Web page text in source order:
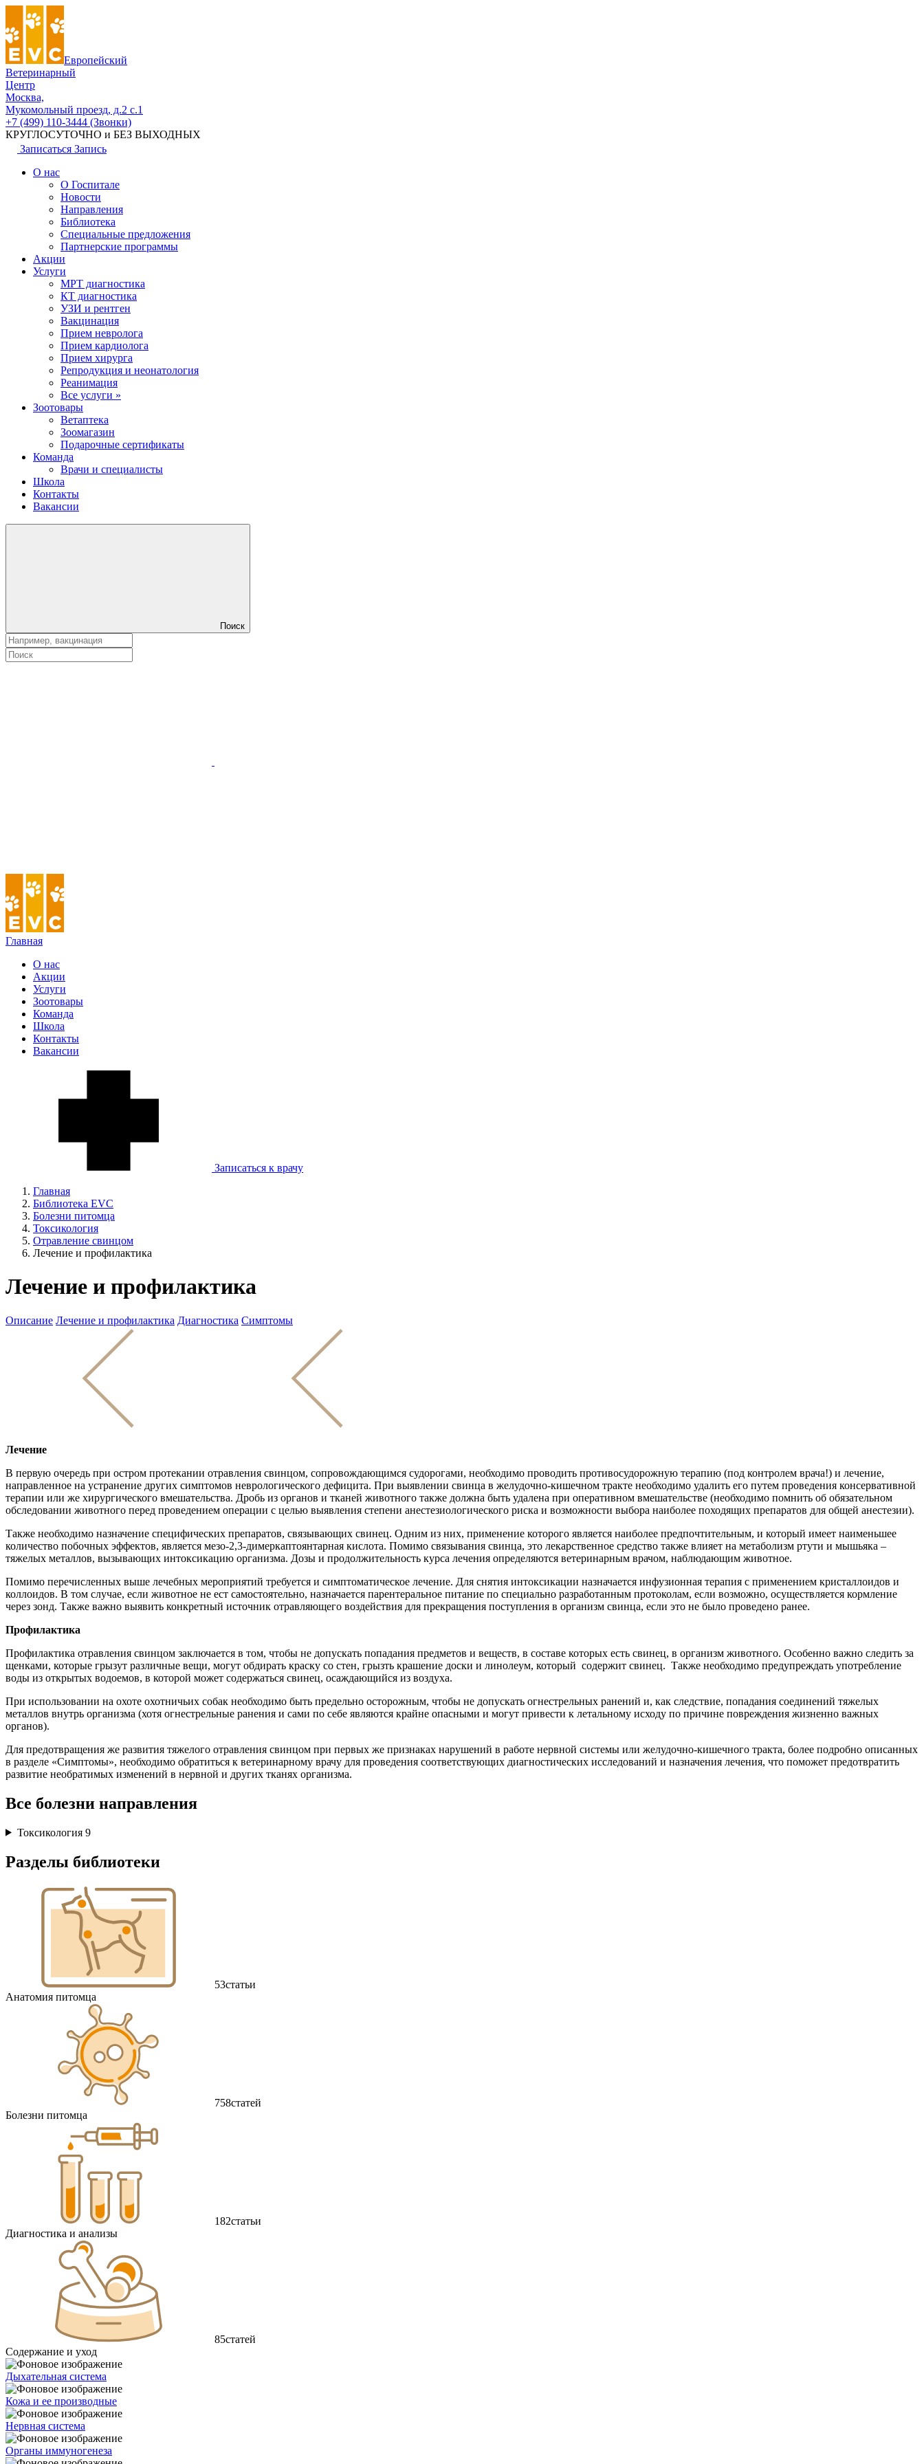
Европейский
Ветеринарный
Центр
Москва,
Мукомольный проезд, д.2 с.1
+7 (499) 110-3444 (Звонки)
КРУГЛОСУТОЧНО и БЕЗ ВЫХОДНЫХ
Записаться Запись
О нас
О Госпитале
Новости
Направления
Библиотека
Специальные предложения
Партнерские программы
Акции
Услуги
МРТ диагностика
КТ диагностика
УЗИ и рентген
Вакцинация
Прием невролога
Прием кардиолога
Прием хирурга
Репродукция и неонатология
Реанимация
Все услуги »
Зоотовары
Ветаптека
Зоомагазин
Подарочные сертификаты
Команда
Врачи и специалисты
Школа
Контакты
Вакансии
Поиск
Главная
О нас
Акции
Услуги
Зоотовары
Команда
Школа
Контакты
Вакансии
Записаться к врачу
Главная
Библиотека EVC
Болезни питомца
Токсикология
Отравление свинцом
Лечение и профилактика
Лечение и профилактика
Описание Лечение и профилактика Диагностика Симптомы
Лечение
В первую очередь при остром протекании отравления свинцом, сопровождающимся судорогами, необходимо проводить противосудорожную терапию (под контролем врача!) и лечение,
направленное на устранение других симптомов неврологического дефицита. При выявлении свинца в желудочно-кишечном тракте необходимо удалить его путем проведения консервативной
терапии или же хирургического вмешательства. Дробь из органов и тканей животного также должна быть удалена при оперативном вмешательстве (необходимо помнить об обязательном
обследовании животного перед проведением операции с целью выявления степени анестезиологического риска и возможности выбора наиболее походящих препаратов для общей анестезии).
Также необходимо назначение специфических препаратов, связывающих свинец. Одним из них, применение которого является наиболее предпочтительным, и который имеет наименьшее
количество побочных эффектов, является мезо-2,3-димеркаптоянтарная кислота. Помимо связывания свинца, это лекарственное средство также влияет на метаболизм ртути и мышьяка –
тяжелых металлов, вызывающих интоксикацию организма. Дозы и продолжительность курса лечения определяются ветеринарным врачом, наблюдающим животное.
Помимо перечисленных выше лечебных мероприятий требуется и симптоматическое лечение. Для снятия интоксикации назначается инфузионная терапия с применением кристаллоидов и
коллоидов. В том случае, если животное не ест самостоятельно, назначается парентеральное питание по специально разработанным протоколам, если возможно, осуществляется кормление
через зонд. Также важно выявить конкретный источник отравляющего воздействия для прекращения поступления в организм свинца, если это не было проведено ранее.
Профилактика
Профилактика отравления свинцом заключается в том, чтобы не допускать попадания предметов и веществ, в составе которых есть свинец, в организм животного. Особенно важно следить за
щенками, которые грызут различные вещи, могут обдирать краску со стен, грызть крашение доски и линолеум, который содержит свинец. Также необходимо предупреждать употребление
воды из открытых водоемов, в которой может содержаться свинец, осаждающийся из воздуха.
При использовании на охоте охотничьих собак необходимо быть предельно осторожным, чтобы не допускать огнестрельных ранений и, как следствие, попадания соединений тяжелых
металлов внутрь организма (хотя огнестрельные ранения и сами по себе являются крайне опасными и могут привести к летальному исходу по причине повреждения жизненно важных
органов).
Для предотвращения же развития тяжелого отравления свинцом при первых же признаках нарушений в работе нервной системы или желудочно-кишечного тракта, более подробно описанных
в разделе «Симптомы», необходимо обратиться к ветеринарному врачу для проведения соответствующих диагностических исследований и назначения лечения, что поможет предотвратить
развитие необратимых изменений в нервной и других тканях организма.
Все болезни направления
Токсикология 9
Разделы библиотеки
53статьи
Анатомия питомца
758статей
Болезни питомца
182статьи
Диагностика и анализы
85статей
Содержание и уход
Дыхательная система
Кожа и ее производные
Нервная система
Органы иммуногенеза